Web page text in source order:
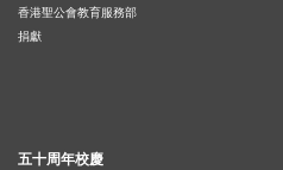
香港聖公會教育服務部
捐獻
五十周年校慶